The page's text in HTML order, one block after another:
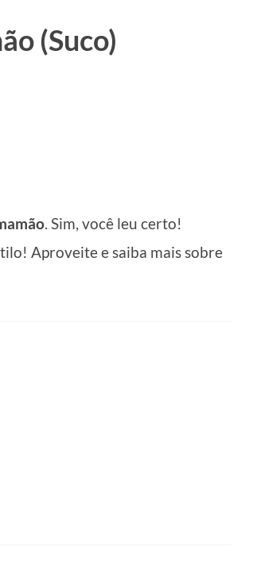
(Suco)
. Sim, você leu certo!
Aproveite e saiba mais sobre